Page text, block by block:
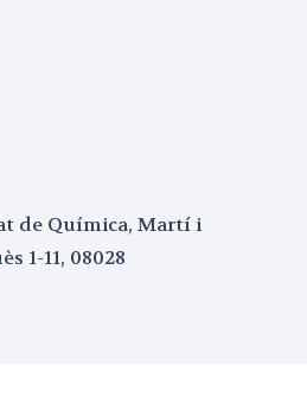
de Química, Martí i
1-11, 08028